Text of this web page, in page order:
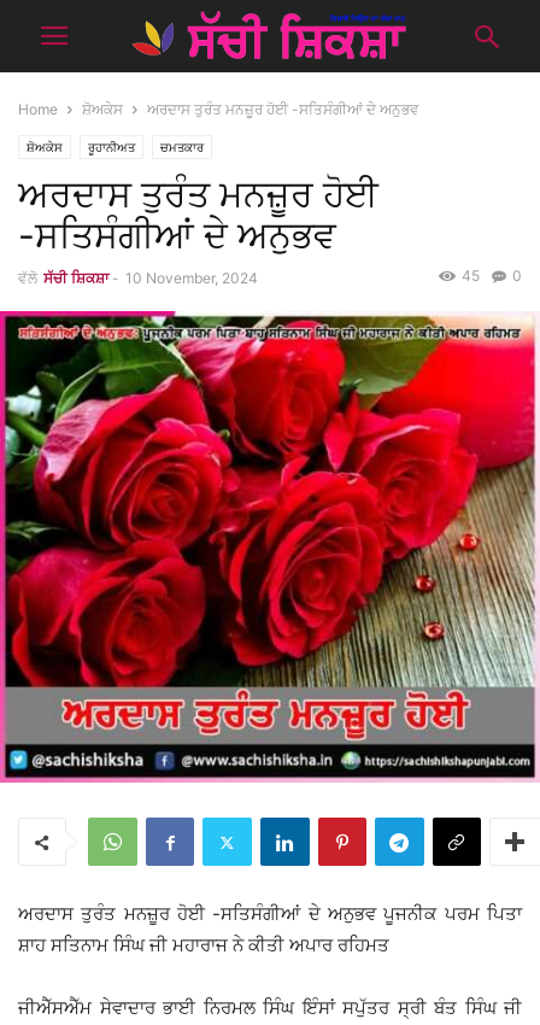
Home ਸ਼ੋਅਕੇਸ ਅਰਦਾਸ ਤੁਰੰਤ ਮਨਜ਼ੂਰ ਹੋਈ -ਸਤਿਸੰਗੀਆਂ ਦੇ ਅਨੁਭਵ
ਸ਼ੋਅਕੇਸ ਰੂਹਾਨੀਅਤ ਚਮਤਕਾਰ
ਅਰਦਾਸ ਤੁਰੰਤ ਮਨਜ਼ੂਰ ਹੋਈ
-ਸਤਿਸੰਗੀਆਂ ਦੇ ਅਨੁਭਵ
ਵੱਲੋ ਸੱਚੀ ਸ਼ਿਕਸ਼ਾ - 10 November, 2024 0
45
ਅਰਦਾਸ ਤੁਰੰਤ ਮਨਜ਼ੂਰ ਹੋਈ -ਸਤਿਸੰਗੀਆਂ ਦੇ ਅਨੁਭਵ ਪੂਜਨੀਕ ਪਰਮ ਪਿਤਾ
ਸ਼ਾਹ ਸਤਿਨਾਮ ਸਿੰਘ ਜੀ ਮਹਾਰਾਜ ਨੇ ਕੀਤੀ ਅਪਾਰ ਰਹਿਮਤ
ਜੀਐੱਸਐੱਮ ਸੇਵਾਦਾਰ ਭਾਈ ਨਿਰਮਲ ਸਿੰਘ ਇੰਸਾਂ ਸਪੁੱਤਰ ਸ੍ਰੀ ਬੰਤ ਸਿੰਘ ਜੀ